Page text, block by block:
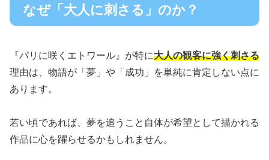
なぜ「大人に刺さる」のか？
『パリに咲くエトワール』が特に大人の観客に強く刺さる
理由は、物語が「夢」や「成功」を単純に肯定しない点に
あります。
若い頃であれば、夢を追うこと自体が希望として描かれる
作品に心を躍らせるかもしれません。